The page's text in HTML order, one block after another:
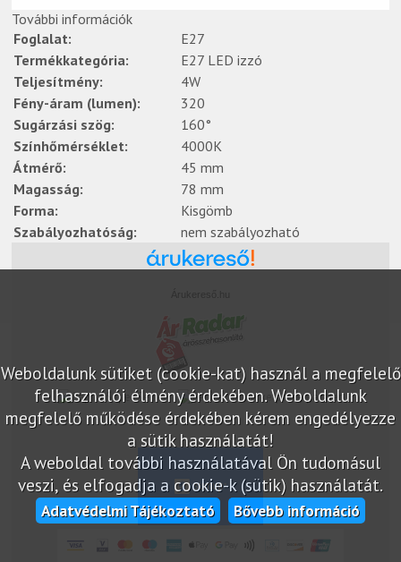
További információk
Foglalat:
E27
Termékkategória:
E27 LED izzó
Teljesítmény:
4W
Fény-áram (lumen):
320
Sugárzási szög:
160°
Színhőmérséklet:
4000K
Átmérő:
45 mm
Magasság:
78 mm
Forma:
Kisgömb
Szabályozhatóság:
nem szabályozható
Weboldalunk sütiket (cookie-kat) használ a megfelelő
felhasználói élmény érdekében. Weboldalunk
megfelelő működése érdekében kérem engedélyezze
a sütik használatát!
A weboldal további használatával Ön tudomásul
veszi, és elfogadja a cookie-k (sütik) használatát.
Adatvédelmi Tájékoztató Bővebb információ
marketplace partner